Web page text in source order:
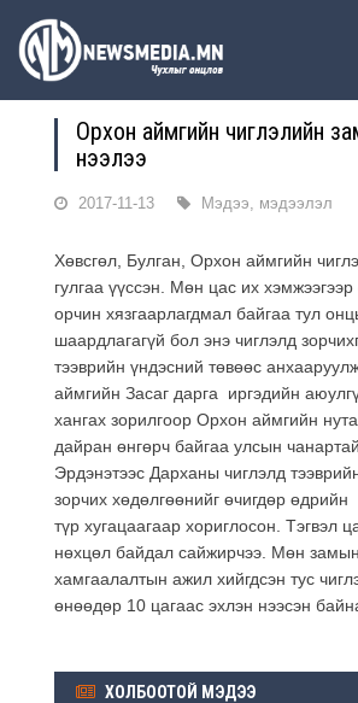
Орхон аймгийн чиглэлийн
нээлээ
2017-11-13 Мэдээ, мэдээлэл
Хөвсгөл, Булган, Орхон аймгийн
гулгаа үүссэн. Мөн цас их хэмжээгээр
орчин хязгаарлагдмал байгаа тул
шаардлагагүй бол энэ чиглэлд
тээврийн үндэсний төвөөс
аймгийн Засаг дарга иргэдийн
хангах зорилгоор Орхон аймгийн
дайран өнгөрч байгаа улсын
Эрдэнэтээс Дарханы чиглэлд
зорчих хөдөлгөөнийг өчигдөр өдрийн
түр хугацаагаар хориглосон. Тэгвэл
нөхцөл байдал сайжирчээ. Мөн
хамгаалалтын ажил хийгдсэн тус
өнөөдөр 10 цагаас эхлэн нээсэн
ХОЛБООТОЙ МЭДЭЭ